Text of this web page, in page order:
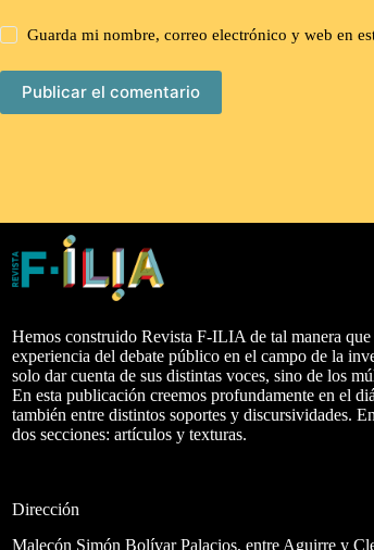
Guarda mi nombre, correo electrónico y web en
Publicar el comentario
Hemos construido Revista F-ILIA de tal manera que
experiencia del debate público en el campo de la
solo dar cuenta de sus distintas voces, sino de los
En esta publicación creemos profundamente en el
también entre distintos soportes y discursividades.
dos secciones: artículos y texturas.
Dirección
Malecón Simón Bolívar Palacios, entre Aguirre y